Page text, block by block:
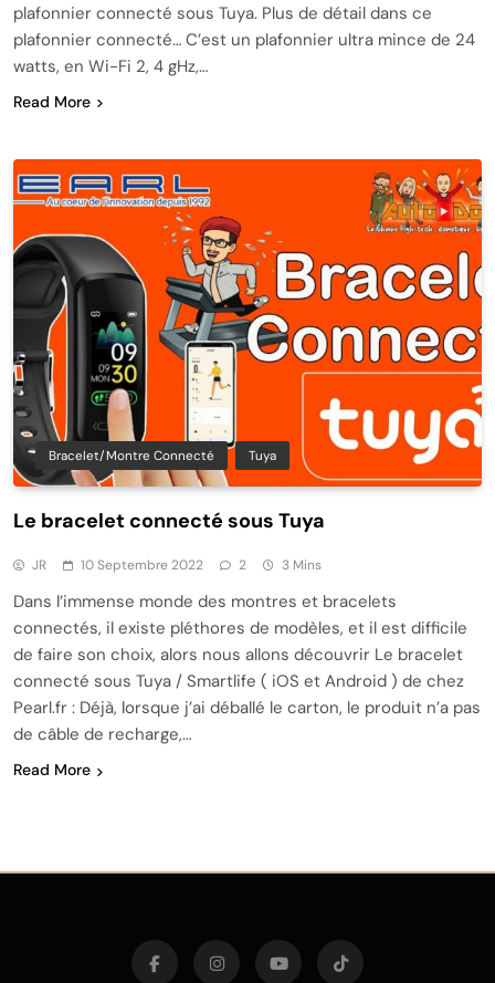
plafonnier connecté sous Tuya. Plus de détail dans ce
plafonnier connecté… C’est un plafonnier ultra mince de 24
watts, en Wi-Fi 2, 4 gHz,…
Read More
Bracelet/montre Connecté Tuya
Le bracelet connecté sous Tuya
JR 10 Septembre 2022 2 3 Mins
Dans l’immense monde des montres et bracelets
connectés, il existe pléthores de modèles, et il est difficile
de faire son choix, alors nous allons découvrir Le bracelet
connecté sous Tuya / Smartlife ( iOS et Android ) de chez
Pearl.fr : Déjà, lorsque j’ai déballé le carton, le produit n’a pas
de câble de recharge,…
Read More